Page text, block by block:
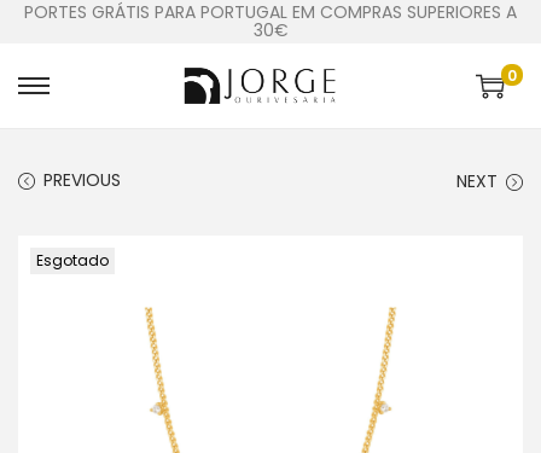
PORTES GRÁTIS PARA PORTUGAL EM COMPRAS SUPERIORES A
30€
0
PREVIOUS NEXT
Esgotado